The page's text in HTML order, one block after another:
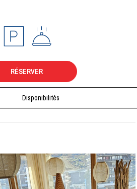
RÉSERVER
Disponibilités